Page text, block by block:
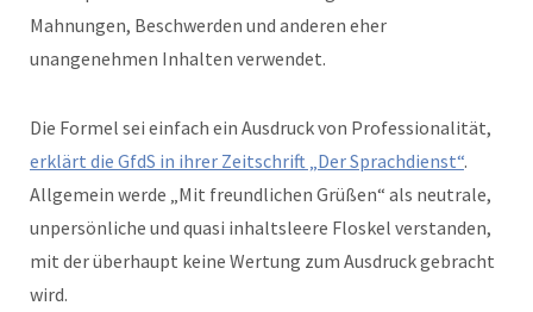
Mahnungen, Beschwerden und anderen eher
unangenehmen Inhalten verwendet.
Die Formel sei einfach ein Ausdruck von Professionalität,
erklärt die GfdS in ihrer Zeitschrift „Der Sprachdienst“.
Allgemein werde „Mit freundlichen Grüßen“ als neutrale,
unpersönliche und quasi inhaltsleere Floskel verstanden,
mit der überhaupt keine Wertung zum Ausdruck gebracht
wird.